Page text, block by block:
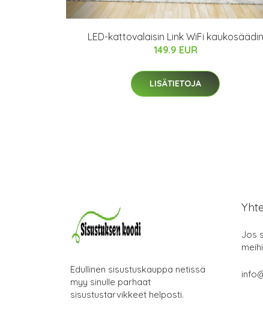
LED-kattovalaisin Link WiFi kaukosäädin
149.9 EUR
LISÄTIETOJA
Edullinen sisustuskauppa netissä
myy sinulle parhaat
sisustustarvikkeet helposti.
Jos